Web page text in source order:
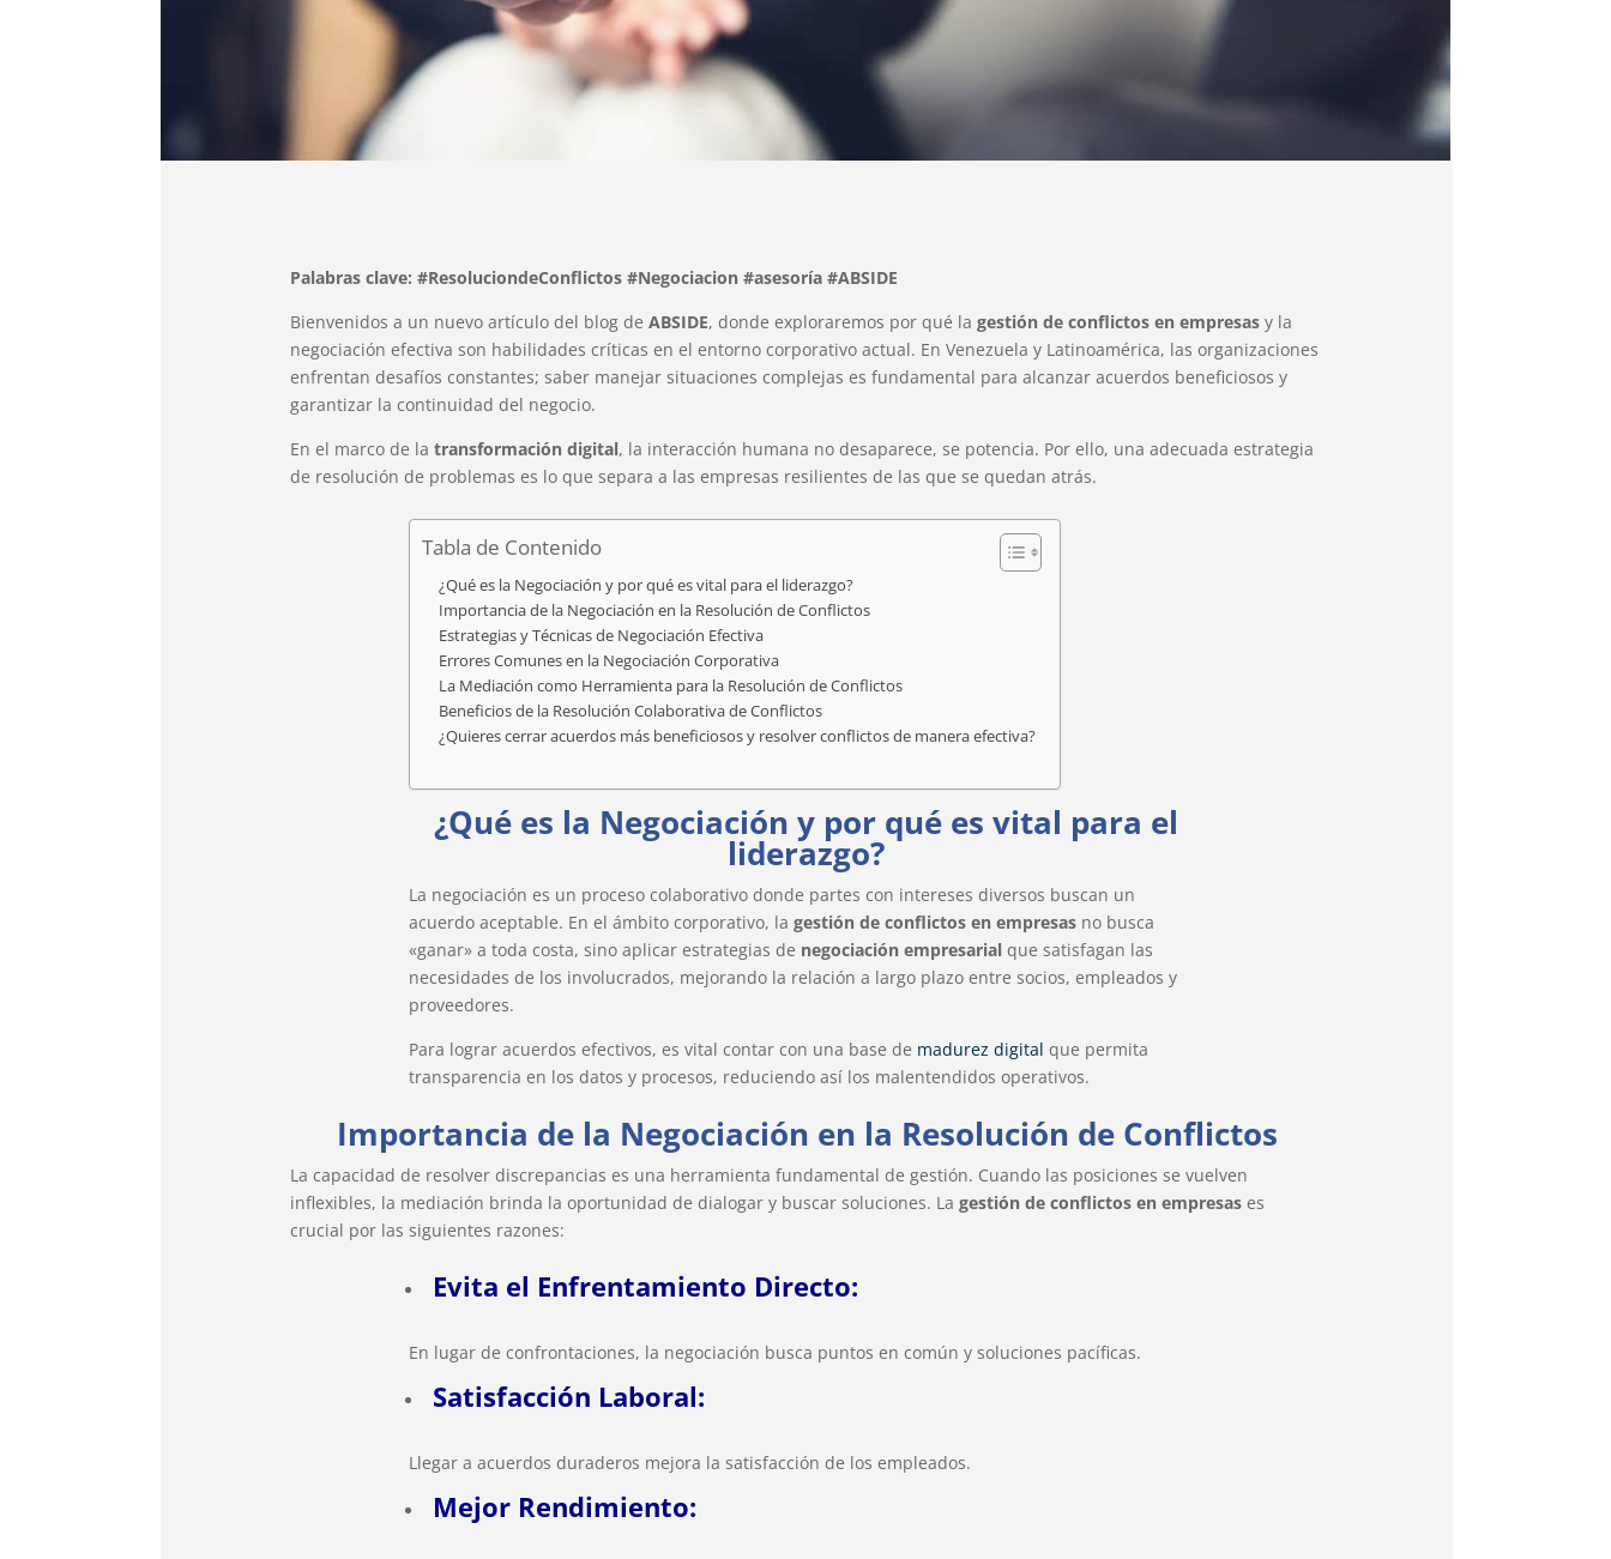
Palabras clave: #ResoluciondeConflictos #Negociacion #asesoría #ABSIDE
Bienvenidos a un nuevo artículo del blog deABSIDE, donde exploraremos por qué lagestión de conflictos en empresas y la
negociación efectiva son habilidades críticas en el entorno corporativo actual. En Venezuela y Latinoamérica, las organizaciones
enfrentan desafíos constantes; saber manejar situaciones complejas es fundamental para alcanzar acuerdos beneficiosos y
garantizar la continuidad del negocio.
En el marco de latransformación digital, la interacción humana no desaparece, se potencia. Por ello, una adecuada estrategia
de resolución de problemas es lo que separa a las empresas resilientes de las que se quedan atrás.
Tabla de Contenido
¿Qué es la Negociación y por qué es vital para el liderazgo?
Importancia de la Negociación en la Resolución de Conflictos
Estrategias y Técnicas de Negociación Efectiva
Errores Comunes en la Negociación Corporativa
La Mediación como Herramienta para la Resolución de Conflictos
Beneficios de la Resolución Colaborativa de Conflictos
¿Quieres cerrar acuerdos más beneficiosos y resolver conflictos de manera efectiva?
¿Qué es la Negociación y por qué es vital para el
liderazgo?
La negociación es un proceso colaborativo donde partes con intereses diversos buscan un
acuerdo aceptable. En el ámbito corporativo, lagestión de conflictos en empresas no busca
«ganar» a toda costa, sino aplicar estrategias de negociación empresarial que satisfagan las
necesidades de los involucrados, mejorando la relación a largo plazo entre socios, empleados y
proveedores.
Para lograr acuerdos efectivos, es vital contar con una base de madurez digital que permita
transparencia en los datos y procesos, reduciendo así los malentendidos operativos.
Importancia de la Negociación en la Resolución de Conflictos
La capacidad de resolver discrepancias es una herramienta fundamental de gestión. Cuando las posiciones se vuelven
inflexibles, la mediación brinda la oportunidad de dialogar y buscar soluciones. Lagestión de conflictos en empresas es
crucial por las siguientes razones:
Evita el Enfrentamiento Directo:
En lugar de confrontaciones, la negociación busca puntos en común y soluciones pacíficas.
Satisfacción Laboral:
Llegar a acuerdos duraderos mejora la satisfacción de los empleados.
Mejor Rendimiento: